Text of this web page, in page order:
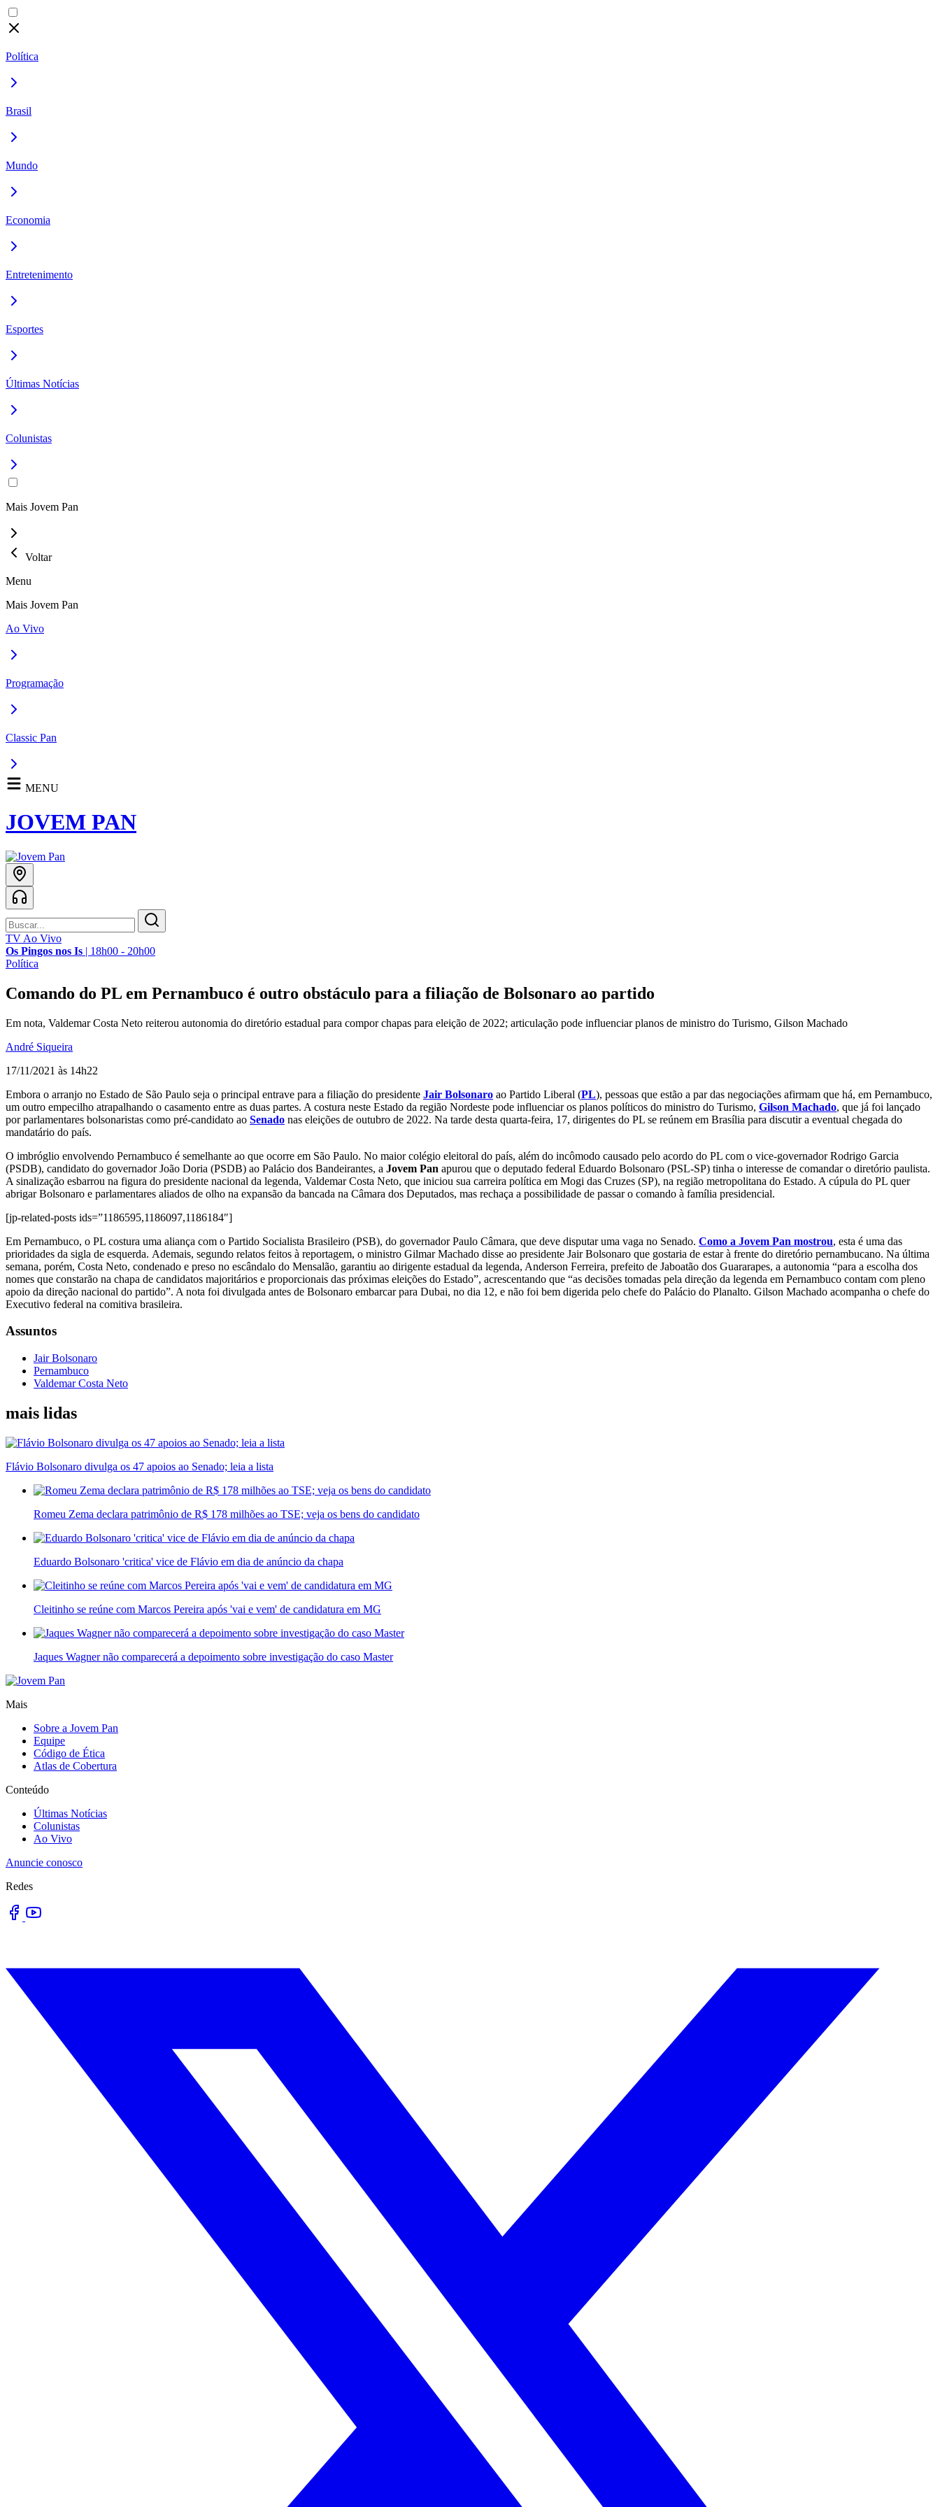
Política
Brasil
Mundo
Economia
Entretenimento
Esportes
Últimas Notícias
Colunistas
Mais Jovem Pan
Voltar
Menu
Mais Jovem Pan
Ao Vivo
Programação
Classic Pan
MENU
JOVEM PAN
TV Ao Vivo
Os Pingos nos Is | 18h00 - 20h00
Política
Comando do PL em Pernambuco é outro obstáculo para a filiação de Bolsonaro ao partido
Em nota, Valdemar Costa Neto reiterou autonomia do diretório estadual para compor chapas para eleição de 2022; articulação pode influenciar planos de ministro do Turismo, Gilson Machado
André Siqueira
17/11/2021 às 14h22
Embora o arranjo no Estado de São Paulo seja o principal entrave para a filiação do presidente Jair Bolsonaro ao Partido Liberal (PL), pessoas que estão a par das negociações afirmam que há, em Pernambuco,
um outro empecilho atrapalhando o casamento entre as duas partes. A costura neste Estado da região Nordeste pode influenciar os planos políticos do ministro do Turismo, Gilson Machado, que já foi lançado
por parlamentares bolsonaristas como pré-candidato ao Senado nas eleições de outubro de 2022. Na tarde desta quarta-feira, 17, dirigentes do PL se reúnem em Brasília para discutir a eventual chegada do
mandatário do país.
O imbróglio envolvendo Pernambuco é semelhante ao que ocorre em São Paulo. No maior colégio eleitoral do país, além do incômodo causado pelo acordo do PL com o vice-governador Rodrigo Garcia
(PSDB), candidato do governador João Doria (PSDB) ao Palácio dos Bandeirantes, a Jovem Pan apurou que o deputado federal Eduardo Bolsonaro (PSL-SP) tinha o interesse de comandar o diretório paulista.
A sinalização esbarrou na figura do presidente nacional da legenda, Valdemar Costa Neto, que iniciou sua carreira política em Mogi das Cruzes (SP), na região metropolitana do Estado. A cúpula do PL quer
abrigar Bolsonaro e parlamentares aliados de olho na expansão da bancada na Câmara dos Deputados, mas rechaça a possibilidade de passar o comando à família presidencial.
[jp-related-posts ids=”1186595,1186097,1186184″]
Em Pernambuco, o PL costura uma aliança com o Partido Socialista Brasileiro (PSB), do governador Paulo Câmara, que deve disputar uma vaga no Senado. Como a Jovem Pan mostrou, esta é uma das
prioridades da sigla de esquerda. Ademais, segundo relatos feitos à reportagem, o ministro Gilmar Machado disse ao presidente Jair Bolsonaro que gostaria de estar à frente do diretório pernambucano. Na última
semana, porém, Costa Neto, condenado e preso no escândalo do Mensalão, garantiu ao dirigente estadual da legenda, Anderson Ferreira, prefeito de Jaboatão dos Guararapes, a autonomia “para a escolha dos
nomes que constarão na chapa de candidatos majoritários e proporcionais das próximas eleições do Estado”, acrescentando que “as decisões tomadas pela direção da legenda em Pernambuco contam com pleno
apoio da direção nacional do partido”. A nota foi divulgada antes de Bolsonaro embarcar para Dubai, no dia 12, e não foi bem digerida pelo chefe do Palácio do Planalto. Gilson Machado acompanha o chefe do
Executivo federal na comitiva brasileira.
Assuntos
Jair Bolsonaro
Pernambuco
Valdemar Costa Neto
mais lidas
Flávio Bolsonaro divulga os 47 apoios ao Senado; leia a lista
Romeu Zema declara patrimônio de R$ 178 milhões ao TSE; veja os bens do candidato
Eduardo Bolsonaro 'critica' vice de Flávio em dia de anúncio da chapa
Cleitinho se reúne com Marcos Pereira após 'vai e vem' de candidatura em MG
Jaques Wagner não comparecerá a depoimento sobre investigação do caso Master
Mais
Sobre a Jovem Pan
Equipe
Código de Ética
Atlas de Cobertura
Conteúdo
Últimas Notícias
Colunistas
Ao Vivo
Anuncie conosco
Redes